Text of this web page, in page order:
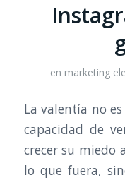
en marketing
La valentía no
capacidad de
crecer su miedo
lo que fuera,